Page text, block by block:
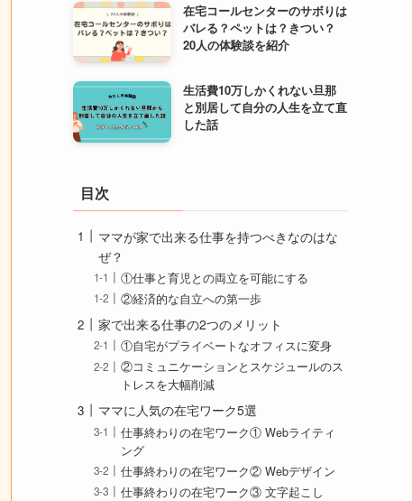
在宅コールセンターのサボりは
バレる？ペットは？きつい？
20人の体験談を紹介
生活費10万しかくれない旦那
と別居して自分の人生を立て直
した話
目次
ママが家で出来る仕事を持つべきなのはな
ぜ？
①仕事と育児との両立を可能にする
②経済的な自立への第一歩
家で出来る仕事の2つのメリット
①自宅がプライベートなオフィスに変身
②コミュニケーションとスケジュールのス
トレスを大幅削減
ママに人気の在宅ワーク5選
仕事終わりの在宅ワーク① Webライティ
ング
仕事終わりの在宅ワーク② Webデザイン
仕事終わりの在宅ワーク③ 文字起こし